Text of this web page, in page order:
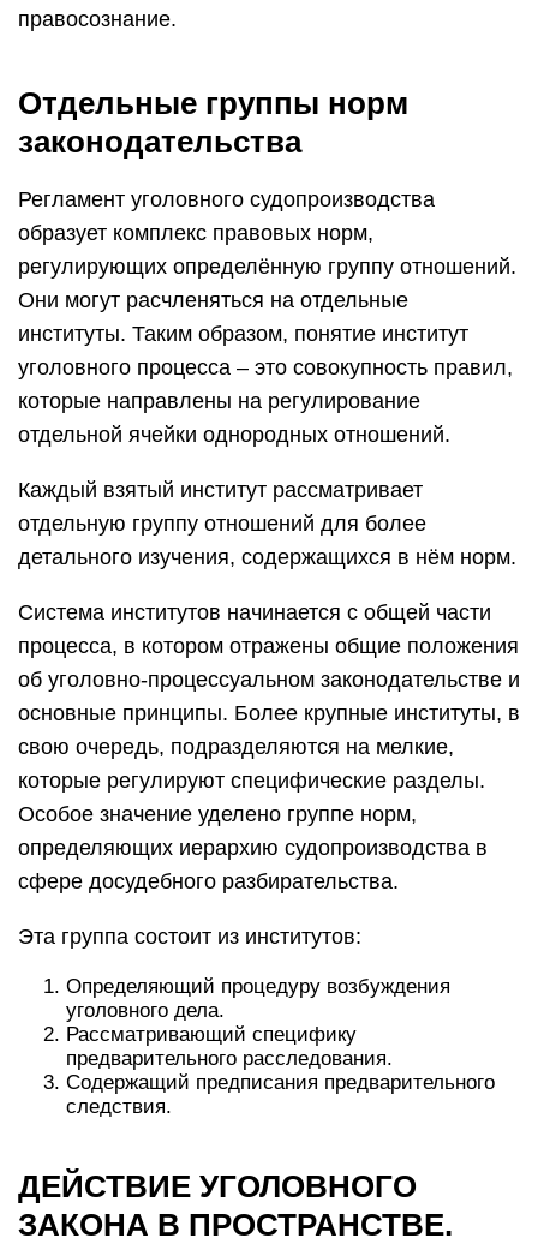
правосознание.
Отдельные группы норм
законодательства
Регламент уголовного судопроизводства
образует комплекс правовых норм,
регулирующих определённую группу отношений.
Они могут расчленяться на отдельные
институты. Таким образом, понятие институт
уголовного процесса – это совокупность правил,
которые направлены на регулирование
отдельной ячейки однородных отношений.
Каждый взятый институт рассматривает
отдельную группу отношений для более
детального изучения, содержащихся в нём норм.
Система институтов начинается с общей части
процесса, в котором отражены общие положения
об уголовно-процессуальном законодательстве и
основные принципы. Более крупные институты, в
свою очередь, подразделяются на мелкие,
которые регулируют специфические разделы.
Особое значение уделено группе норм,
определяющих иерархию судопроизводства в
сфере досудебного разбирательства.
Эта группа состоит из институтов:
Определяющий процедуру возбуждения
уголовного дела.
Рассматривающий специфику
предварительного расследования.
Содержащий предписания предварительного
следствия.
ДЕЙСТВИЕ УГОЛОВНОГО
ЗАКОНА В ПРОСТРАНСТВЕ.